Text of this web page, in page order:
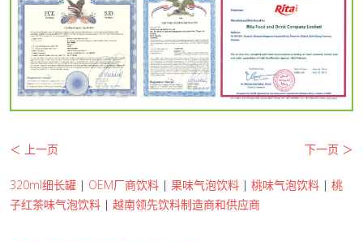
＜ 上一页 下一页 ＞
320ml细长罐 | OEM厂商饮料 | 果味气泡饮料 | 桃味气泡饮料 | 桃
子红茶味气泡饮料 | 越南领先饮料制造商和供应商